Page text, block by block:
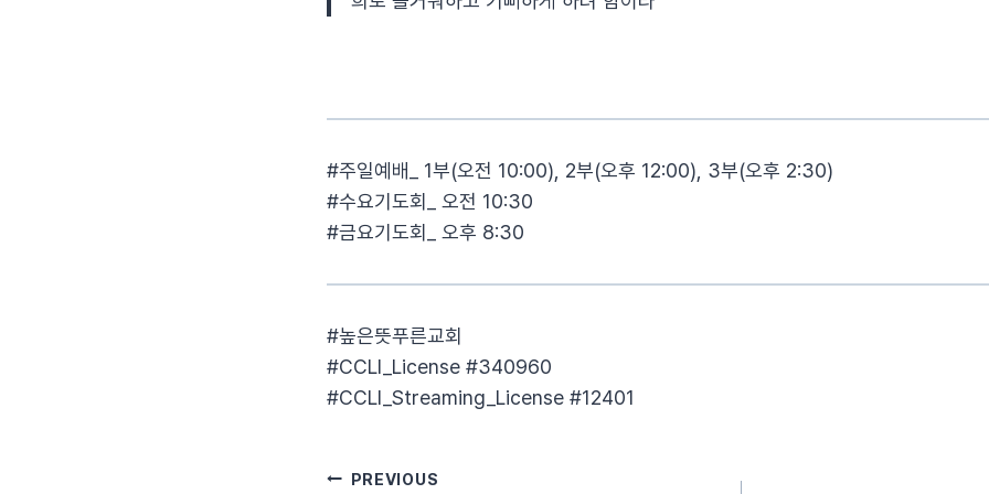
#주일예배_ 1부(오전 10:00), 2부(오후 12:00), 3부(오후 2:30)
#수요기도회_ 오전 10:30
#금요기도회_ 오후 8:30
#높은뜻푸른교회​
#CCLI_License​ #340960​
#CCLI_Streaming_License​ #12401
PREVIOUS